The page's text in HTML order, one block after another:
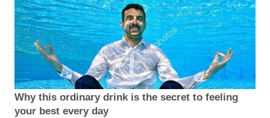
Why this ordinary drink is the secret to feeling
your best every day